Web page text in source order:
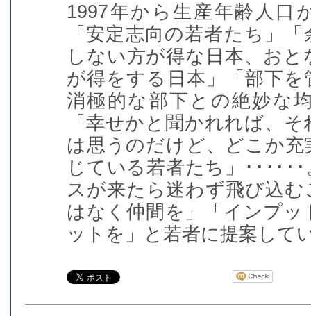
1997年から生産年齢人口
「安定志向の若者たち」
しない方が得な日本、お
が得をする日本」「部下
消極的な部下との絶妙な
「幸せかと聞かれれば、
は思うのだけど、どこか
じている若者たち」
･･････
スが来たら迷わず飛び込
はなく仲間を」「インプ
ットを」と若者に提案して